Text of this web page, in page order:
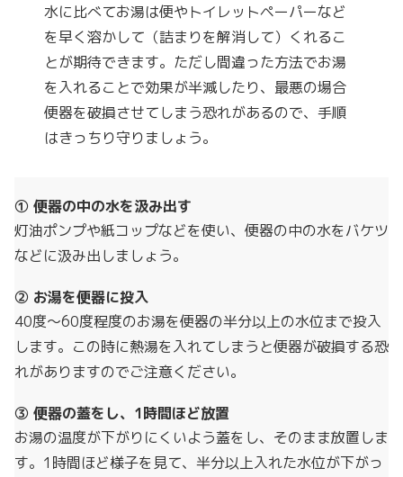
水に比べてお湯は便やトイレットペーパーなど
を早く溶かして（詰まりを解消して）くれるこ
とが期待できます。ただし間違った方法でお湯
を入れることで効果が半減したり、最悪の場合
便器を破損させてしまう恐れがあるので、手順
はきっちり守りましょう。
① 便器の中の水を汲み出す
灯油ポンプや紙コップなどを使い、便器の中の水をバケツ
などに汲み出しましょう。
② お湯を便器に投入
40度〜60度程度のお湯を便器の半分以上の水位まで投入
します。この時に熱湯を入れてしまうと便器が破損する恐
れがありますのでご注意ください。
③ 便器の蓋をし、1時間ほど放置
お湯の温度が下がりにくいよう蓋をし、そのまま放置しま
す。1時間ほど様子を見て、半分以上入れた水位が下がっ